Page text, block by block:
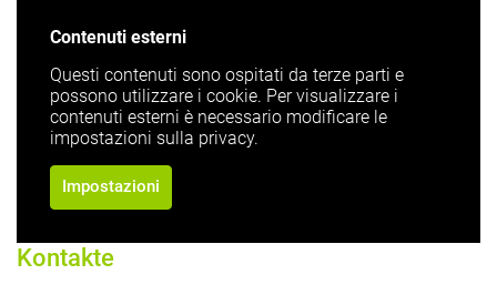
Contenuti esterni
Questi contenuti sono ospitati da terze parti e
possono utilizzare i cookie. Per visualizzare i
contenuti esterni è necessario modificare le
impostazioni sulla privacy.
Impostazioni
Kontakte